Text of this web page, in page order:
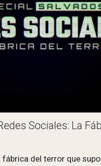
Sociales: La
del terror que